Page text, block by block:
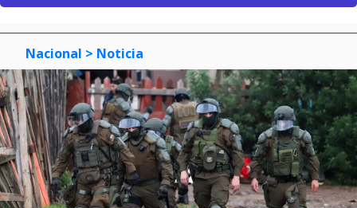
Nacional > Noticia